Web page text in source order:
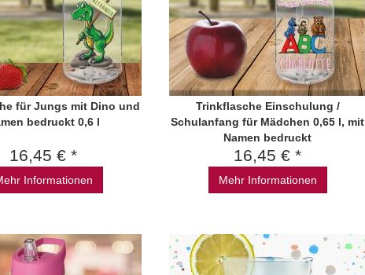
für Jungs mit Dino und
bedruckt 0,6 l
16,45 € *
Informationen
Trinkflasche Einschulung /
Schulanfang für Mädchen 0,65 l, mit
Namen bedruckt
16,45 € *
Mehr Informationen